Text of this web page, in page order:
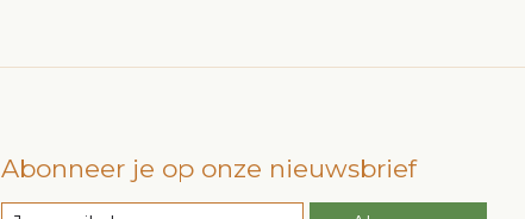
Abonneer je op onze nieuwsbrief